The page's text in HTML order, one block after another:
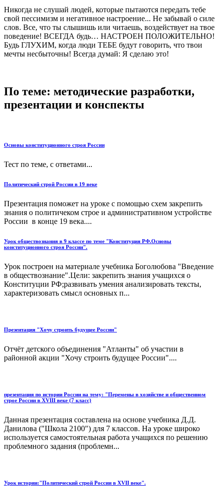
Никогда не слушай людей, которые пытаются передать тебе
свой пессимизм и негативное настроение... Не забывай о силе
слов. Все, что ты слышишь или читаешь, воздействует на твое
поведение! ВСЕГДА будь… НАСТРОЕН ПОЛОЖИТЕЛЬНО!
Будь ГЛУХИМ, когда люди ТЕБЕ будут говорить, что твои
мечты несбыточны! Всегда думай: Я сделаю это!
По теме: методические разработки,
презентации и конспекты
Основы конституционного строя России
Тест по теме, с ответами...
Политический строй России в 19 веке
Презентация поможет на уроке с помощью схем закрепить
знания о политичеком строе и административном устройстве
России в конце 19 века....
Урок обществознания в 9 классе по теме "Конституция РФ.Основы
конституционного строя России".
Урок построен на материале учебника Боголюбова "Введение
в обществознание".Цели: закрепить знания учащихся о
Конституции РФ;развивать умения анализировать тексты,
характеризовать смысл основных п...
Презентация "Хочу строить будущее России"
Отчёт детского объединения "Атланты" об участии в
районной акции "Хочу строить будущее России"....
презентация по истории России на тему: "Перемены в хозяйстве и общественном
строе России в XVIII веке (7 класс)
Данная презентация составлена на основе учебника Д.Д.
Данилова ("Школа 2100") для 7 классов. На уроке широко
используется самостоятельная работа учащихся по решению
проблемного задания (проблемн...
Урок истории:"Политический строй России в XVII веке".